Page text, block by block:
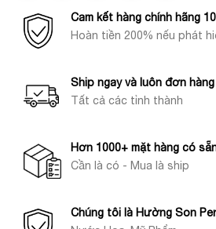
Cam kết hàng chính hãng
Hoàn tiền 200% nếu phát
Ship ngay và luôn đơn
Tất cả các tỉnh thành
Hơn 1000+ mặt hàng có
Cần là có - Mua là ship
Chúng tôi là Hường Son